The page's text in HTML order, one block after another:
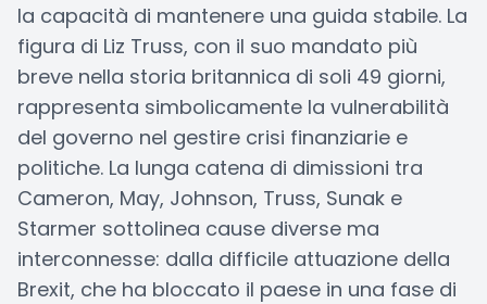
la capacità di mantenere una guida stabile. La
figura di Liz Truss, con il suo mandato più
breve nella storia britannica di soli 49 giorni,
rappresenta simbolicamente la vulnerabilità
del governo nel gestire crisi finanziarie e
politiche. La lunga catena di dimissioni tra
Cameron, May, Johnson, Truss, Sunak e
Starmer sottolinea cause diverse ma
interconnesse: dalla difficile attuazione della
Brexit, che ha bloccato il paese in una fase di